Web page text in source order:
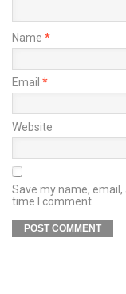
Name *
Email *
Website
Save my name,
time I comment.